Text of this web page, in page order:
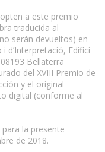
a este premio
traducida al
serán devueltos) en
d’Interpretació, Edifici
Bellaterra
del XVIII Premio de
y el original
digital (conforme al
la presente
de 2018.